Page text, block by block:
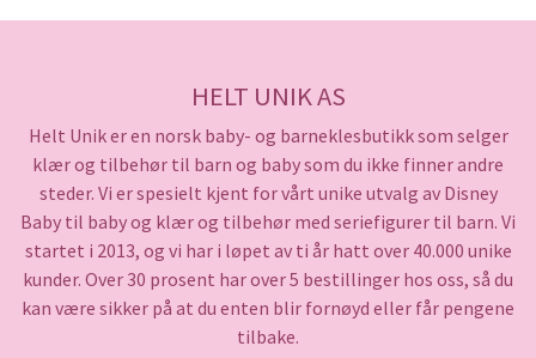
HELT UNIK AS
Helt Unik er en norsk baby- og barneklesbutikk som selger
klær og tilbehør til barn og baby som du ikke finner andre
steder. Vi er spesielt kjent for vårt unike utvalg av Disney
Baby til baby og klær og tilbehør med seriefigurer til barn. Vi
startet i 2013, og vi har i løpet av ti år hatt over 40.000 unike
kunder. Over 30 prosent har over 5 bestillinger hos oss, så du
kan være sikker på at du enten blir fornøyd eller får pengene
tilbake.